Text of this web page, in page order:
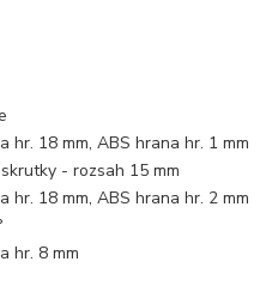
hr. 18 mm, ABS hrana hr. 1 mm
- rozsah 15 mm
hr. 18 mm, ABS hrana hr. 2 mm
hr. 8 mm